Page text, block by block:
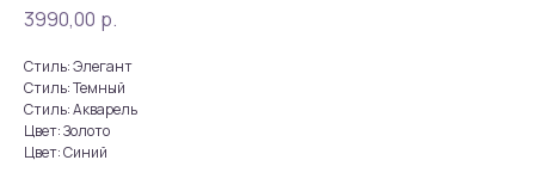
3990,00 р.
Стиль: Элегант
Стиль: Темный
Стиль: Акварель
Цвет: Золото
Цвет: Синий